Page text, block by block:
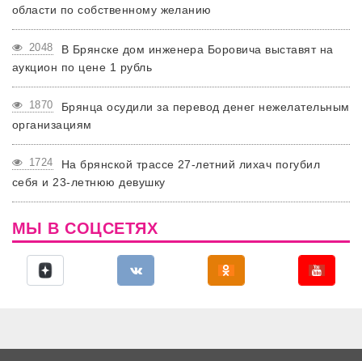
области по собственному желанию
2048
В Брянске дом инженера Боровича выставят на
аукцион по цене 1 рубль
1870
Брянца осудили за перевод денег нежелательным
организациям
1724
На брянской трассе 27-летний лихач погубил
себя и 23-летнюю девушку
МЫ В СОЦСЕТЯХ